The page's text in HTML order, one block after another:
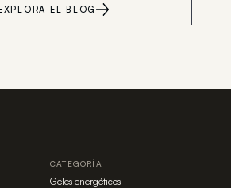
EL BLOG
CATEGORÍA
Geles energéticos